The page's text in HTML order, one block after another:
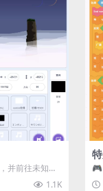
并前往未知领
1.1K
漂